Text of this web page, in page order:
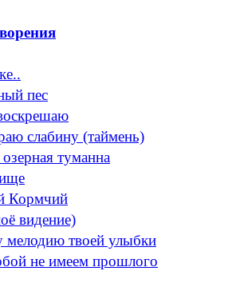
пес
слабину (таймень)
туманна
Кормчий
видение)
твоей улыбки
не имеем прошлого